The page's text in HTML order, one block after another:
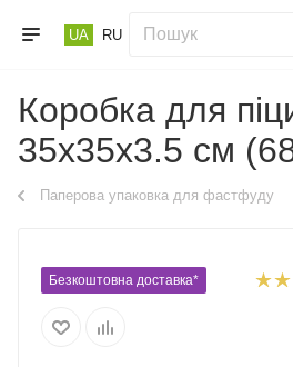
UA RU
Коробка для
35x35x3.5 см
Паперова упаковка для фастфуду
Безкоштовна доставка*